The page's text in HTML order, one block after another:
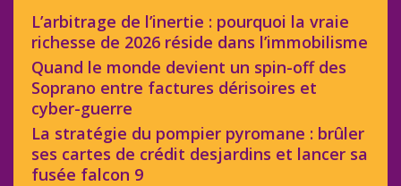
L’arbitrage de l’inertie : pourquoi la vraie
richesse de 2026 réside dans l’immobilisme
Quand le monde devient un spin-off des
Soprano entre factures dérisoires et
cyber-guerre
La stratégie du pompier pyromane : brûler
ses cartes de crédit desjardins et lancer sa
fusée falcon 9